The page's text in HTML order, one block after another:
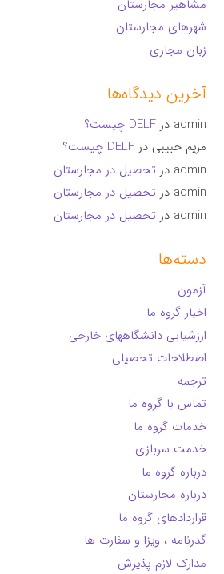
مشاهیر مجارستان
شهرهای مجارستان
زبان مجاری
آخرین دیدگاه‌ها
admin درDELF چیست؟
مریم حبیبی درDELF چیست؟
admin در تحصیل در مجارستان
admin در تحصیل در مجارستان
admin در تحصیل در مجارستان
دسته‌ها
آزمون
اخبار گروه ما
ارزشیابی دانشگاههای خارجی
اصطلاحات تحصیلی
ترجمه
تماس با گروه ما
خدمات گروه ما
خدمت سربازی
درباره گروه ما
درباره مجارستان
قراردادهای گروه ما
گذرنامه ، ویزا و سفارت ها
مدارک لازم پذیرش